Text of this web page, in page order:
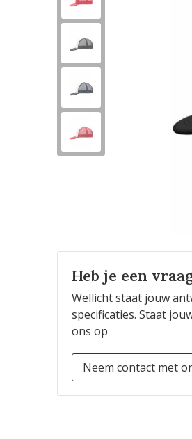
Heb je een
Wellicht staat jouw
specificaties. Staat
ons op
Neem contact met